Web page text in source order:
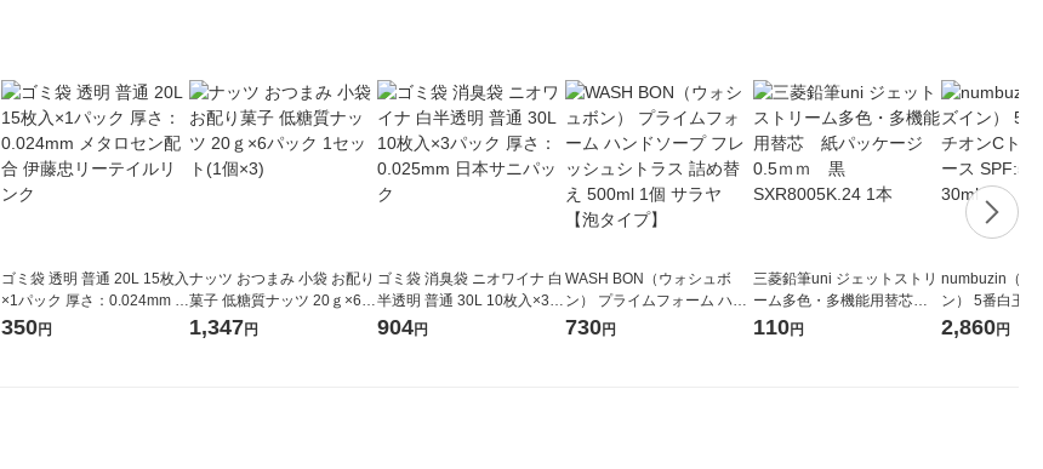
ゴミ袋 透明 普通 20L 15枚入
×1パック 厚さ：0.024mm メ
タロセン配合 伊藤忠リーテ
350円
ナッツ おつまみ 小袋 お配り
菓子 低糖質ナッツ 20ｇ×6パ
ック 1セット(1個×3)
1,347円
ゴミ袋 消臭袋 ニオワイナ 白
半透明 普通 30L 10枚入×3パ
ック 厚さ：0.025mm 日本サ
904円
WASH BON（ウォシュボ
ン） プライムフォーム ハン
ドソープ フレッシュシトラ
730円
三菱鉛筆uni ジェットストリ
ーム多色・多機能用替芯
紙パッケージ 0.5ｍｍ 黒
110円
numbuzin（ナ
ン） 5番白玉
トーンアップ
+ PA：++++
2,860円